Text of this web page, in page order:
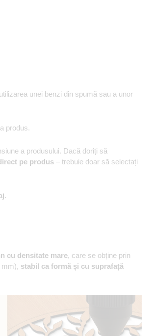
unei benzi din spumă sau a unor
produs.
a produsului. Dacă doriți să
pe produs – trebuie doar să selectați
.
cu densitate mare, care se obține prin
mm), stabil ca formă și cu suprafață